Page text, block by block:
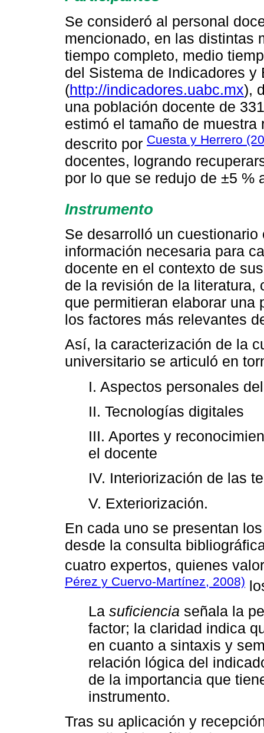
Se consideró al personal
mencionado, en las distintas
tiempo completo, medio
del Sistema de Indicadores
(http://indicadores.uabc.mx),
una población docente de
estimó el tamaño de
descrito por Cuesta y Herrero
docentes, logrando
por lo que se redujo de ±5 %
Instrumento
Se desarrolló un
información necesaria para
docente en el contexto de
de la revisión de la literatura,
que permitieran elaborar una
los factores más relevantes
Así, la caracterización de la
universitario se articuló en
I. Aspectos personales
II. Tecnologías digitales
III. Aportes y
el docente
IV. Interiorización de las
V. Exteriorización.
En cada uno se presentan
desde la consulta
cuatro expertos, quienes
Pérez y Cuervo-Martínez, 2008)
La suficiencia señala la
factor; la claridad indica
en cuanto a sintaxis y
relación lógica del
de la importancia que
instrumento.
Tras su aplicación y